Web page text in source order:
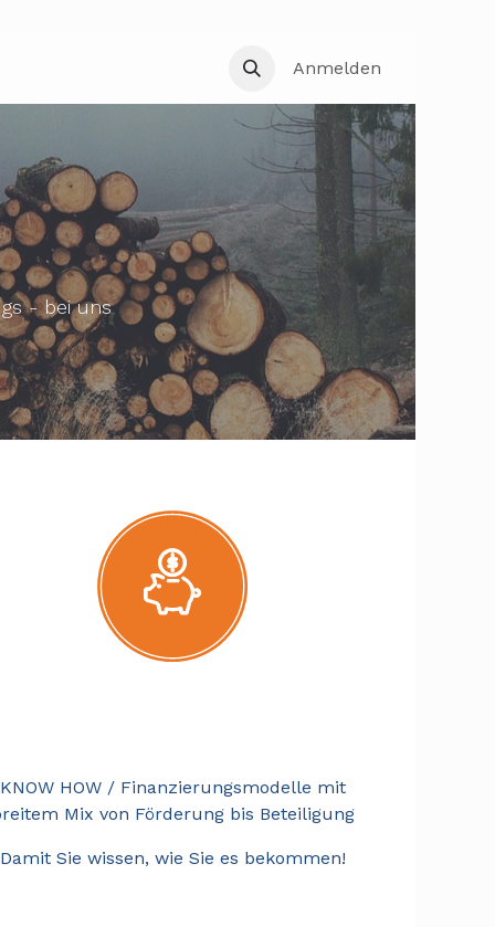
Anmelden
- bei uns
KNOW HOW / Finanzierungsmodelle mit
Mix von Förderung bis Beteiligung
Damit Sie wissen, wie Sie es bekommen!